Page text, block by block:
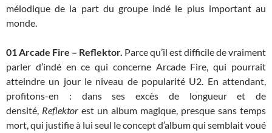
mélodique de la part du groupe indé le plus important au
monde.
01 Arcade Fire – Reflektor. Parce qu’il est difficile de vraiment
parler d’indé en ce qui concerne Arcade Fire, qui pourrait
atteindre un jour le niveau de popularité U2. En attendant,
profitons-en : dans ses excès de longueur et de
densité, Reflektor est un album magique, presque sans temps
mort, qui justifie à lui seul le concept d’album qui semblait voué